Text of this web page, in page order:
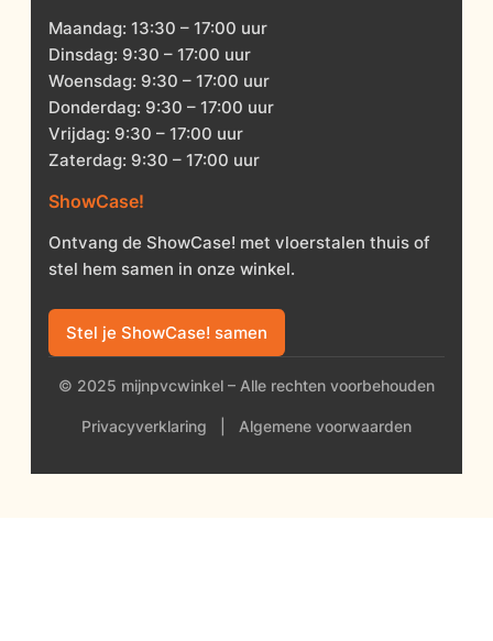
Maandag: 13:30 – 17:00 uur
Dinsdag: 9:30 – 17:00 uur
Woensdag: 9:30 – 17:00 uur
Donderdag: 9:30 – 17:00 uur
Vrijdag: 9:30 – 17:00 uur
Zaterdag: 9:30 – 17:00 uur
ShowCase!
Ontvang de ShowCase! met vloerstalen thuis of
stel hem samen in onze winkel.
Stel je ShowCase! samen
© 2025 mijnpvcwinkel – Alle rechten voorbehouden
Privacyverklaring Algemene voorwaarden